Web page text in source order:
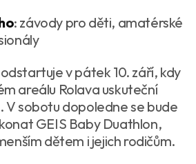
: závody pro děti, amatérské
v pátek 10. září, kdy
areálu Rolava uskuteční
V sobotu dopoledne se bude
GEIS Baby Duathlon,
dětem i jejich rodičům.